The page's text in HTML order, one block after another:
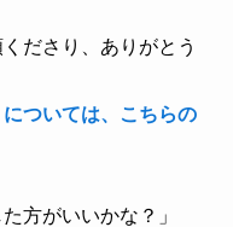
ださり、ありがとう
ついては、こちらの
方がいいかな？」